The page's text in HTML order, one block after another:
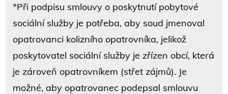
*Při podpisu smlouvy o poskytnutí pobytové
sociální služby je potřeba, aby soud jmenoval
opatrovanci kolizního opatrovníka, jelikož
poskytovatel sociální služby je zřízen obcí, která
je zároveň opatrovníkem (střet zájmů). Je
možné, aby opatrovanec podepsal smlouvu